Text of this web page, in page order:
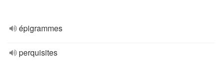
épigrammes
perquisites